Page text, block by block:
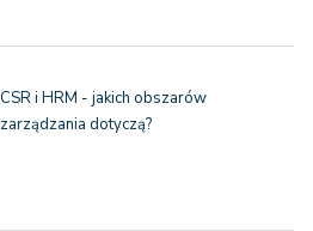
CSR i HRM - jakich obszarów
zarządzania dotyczą?